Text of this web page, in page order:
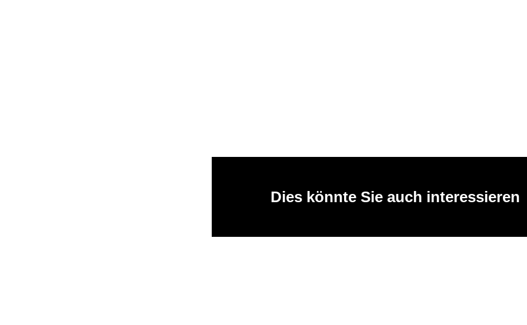
Dies könnte Sie auch interessieren